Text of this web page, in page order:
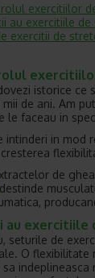
exercitiilor
au exercitiile
exercitii de
istorice ce
de ani. Am
le faceau in
intinderi in mod
de
destinde
au exercitiile
seturile de
O flexibilitate
indeplineasca